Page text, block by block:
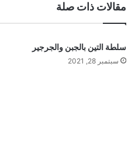
مقالات ذات صلة
سلطة التين بالجبن والجرجير
سبتمبر 28, 2021